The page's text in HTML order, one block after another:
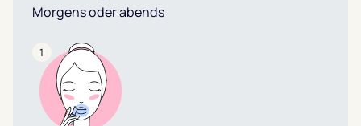
Morgens oder abends
1